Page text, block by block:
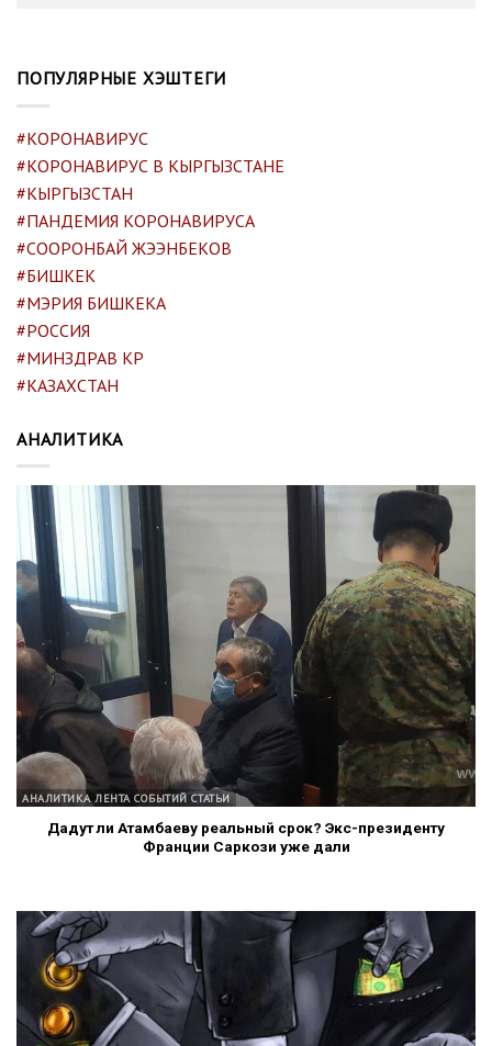
ПОПУЛЯРНЫЕ ХЭШТЕГИ
#КОРОНАВИРУС
#КОРОНАВИРУС В КЫРГЫЗСТАНЕ
#КЫРГЫЗСТАН
#ПАНДЕМИЯ КОРОНАВИРУСА
#СООРОНБАЙ ЖЭЭНБЕКОВ
#БИШКЕК
#МЭРИЯ БИШКЕКА
#РОССИЯ
#МИНЗДРАВ КР
#КАЗАХСТАН
АНАЛИТИКА
АНАЛИТИКА ЛЕНТА СОБЫТИЙ СТАТЬИ
Дадут ли Атамбаеву реальный срок? Экс-президенту
Франции Саркози уже дали